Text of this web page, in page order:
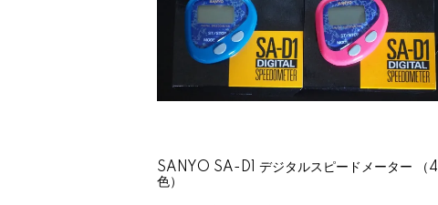
SANYO SA-D1 デジタルスピードメーター （4
色）